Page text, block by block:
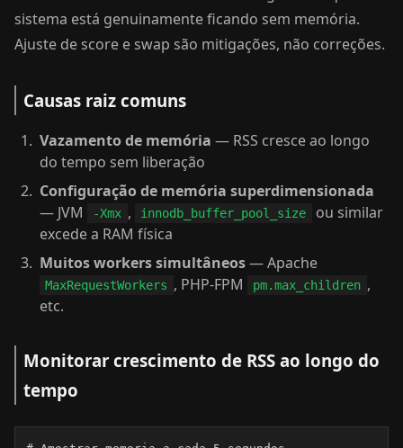
sistema está genuinamente ficando sem memória.
Ajuste de score e swap são mitigações, não correções.
Causas raiz comuns
Vazamento de memória — RSS cresce ao longo
do tempo sem liberação
Configuração de memória superdimensionada
— JVM
-Xmx , innodb_buffer_pool_size
ou similar
excede a RAM física
Muitos workers simultâneos— Apache
MaxRequestWorkers , PHP-FPM pm.max_children ,
etc.
Monitorar crescimento de RSS ao longo do
tempo